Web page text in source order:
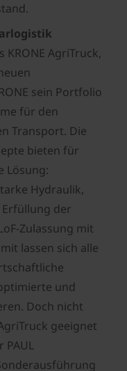
AgriTruck,
sein Portfolio
für den
Transport. Die
bieten für
Lösung:
Hydraulik,
der
Zulassung mit
lassen sich alle
und
Doch nicht
geeignet
PAUL